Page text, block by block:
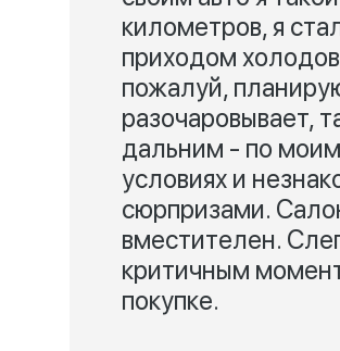
километров, я
приходом
пожалуй,
разочаровывает,
дальним - по
условиях и
сюрпризами.
вместителен.
критичным
покупке.